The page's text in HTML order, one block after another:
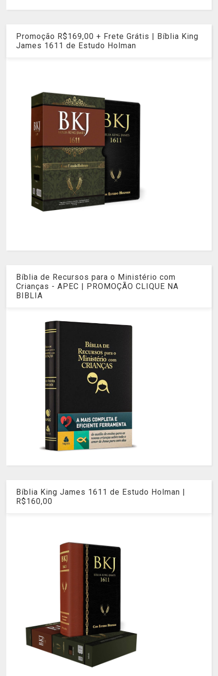
Promoção R$169,00 + Frete Grátis | Bíblia King
James 1611 de Estudo Holman
Bíblia de Recursos para o Ministério com
Crianças - APEC | PROMOÇÃO CLIQUE NA
BIBLIA
Bíblia King James 1611 de Estudo Holman |
R$160,00